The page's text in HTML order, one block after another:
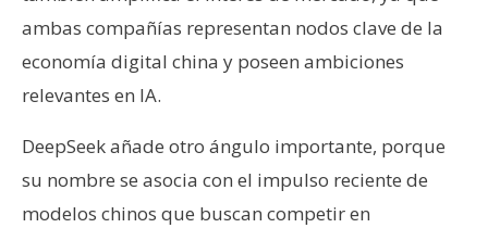
ambas compañías representan nodos clave de la
economía digital china y poseen ambiciones
relevantes en IA.
DeepSeek añade otro ángulo importante, porque
su nombre se asocia con el impulso reciente de
modelos chinos que buscan competir en